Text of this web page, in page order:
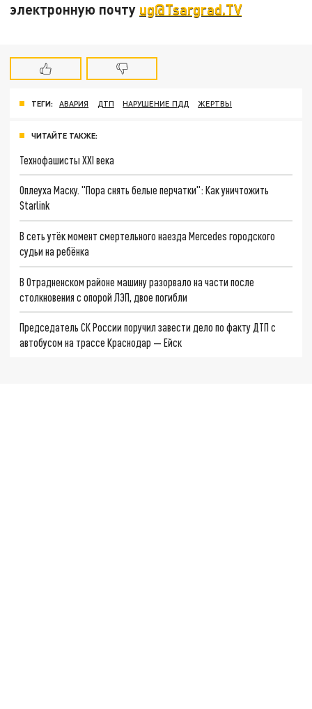
электронную почту ug@Tsargrad.TV
ТЕГИ: АВАРИЯ ДТП НАРУШЕНИЕ ПДД ЖЕРТВЫ
ЧИТАЙТЕ ТАКЖЕ:
Технофашисты XXI века
Оплеуха Маску. "Пора снять белые перчатки": Как уничтожить
Starlink
В сеть утёк момент смертельного наезда Mercedes городского
судьи на ребёнка
В Отрадненском районе машину разорвало на части после
столкновения с опорой ЛЭП, двое погибли
Председатель СК России поручил завести дело по факту ДТП с
автобусом на трассе Краснодар — Ейск